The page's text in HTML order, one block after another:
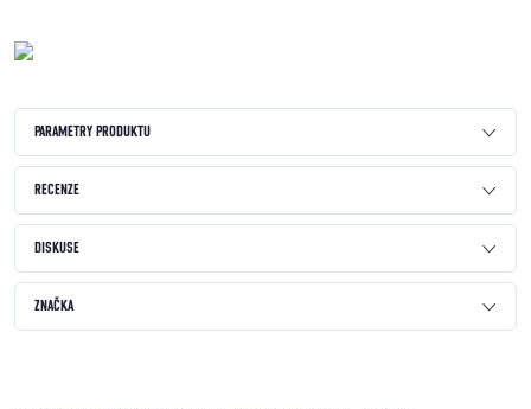
PARAMETRY PRODUKTU
RECENZE
DISKUSE
ZNAČKA